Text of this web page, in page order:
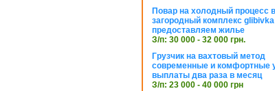
Повар на холодный процесс в
загородный комплекс
предоставляем жилье
З/п: 30 000 - 32 000 грн.
Грузчик на вахтовый метод
современные и комфортные
выплаты два раза в месяц
З/п: 23 000 - 40 000 грн